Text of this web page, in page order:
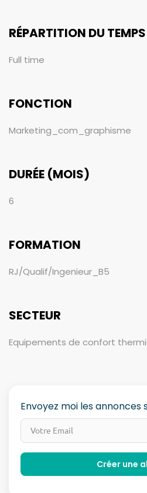
RÉPARTITION DU
Full time
FONCTION
Marketing_com_graphisme
DURÉE (MOIS)
6
FORMATION
RJ/Qualif/Ingenieur_B5
SECTEUR
Equipements de confort
Envoyez moi les annonces